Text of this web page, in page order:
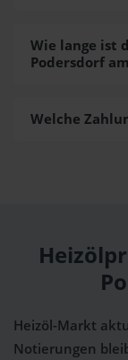
Wie lange ist
Podersdorf
Welche
Heizöl-Markt
Notierungen